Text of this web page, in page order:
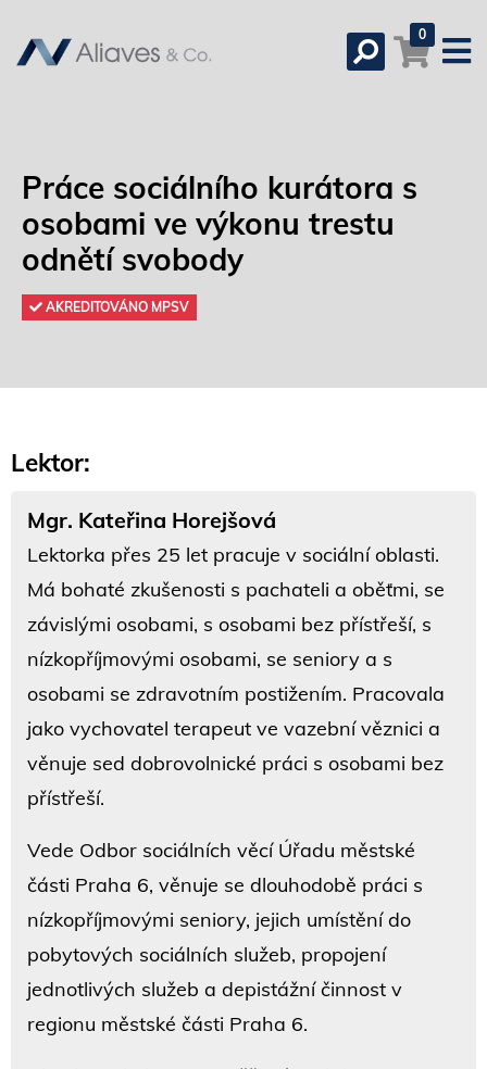
0
Práce sociálního kurátora s
osobami ve výkonu trestu
odnětí svobody
AKREDITOVÁNO MPSV
Lektor:
Mgr. Kateřina Horejšová
Lektorka přes 25 let pracuje v sociální oblasti.
Má bohaté zkušenosti s pachateli a oběťmi, se
závislými osobami, s osobami bez přístřeší, s
nízkopříjmovými osobami, se seniory a s
osobami se zdravotním postižením. Pracovala
jako vychovatel terapeut ve vazební věznici a
věnuje sed dobrovolnické práci s osobami bez
přístřeší.
Vede Odbor sociálních věcí Úřadu městské
části Praha 6, věnuje se dlouhodobě práci s
nízkopříjmovými seniory, jejich umístění do
pobytových sociálních služeb, propojení
jednotlivých služeb a depistážní činnost v
regionu městské části Praha 6.